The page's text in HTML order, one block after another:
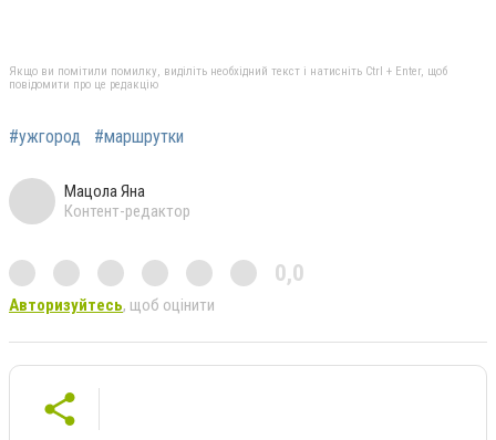
Якщо ви помітили помилку, виділіть необхідний текст і натисніть Ctrl + Enter, щоб
повідомити про це редакцію
#ужгород #маршрутки
Мацола Яна
Контент-редактор
0,0
Авторизуйтесь, щоб оцінити